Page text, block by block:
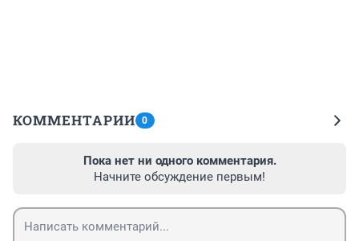
КОММЕНТАРИИ 0
Пока нет ни одного комментария.
Начните обсуждение первым!